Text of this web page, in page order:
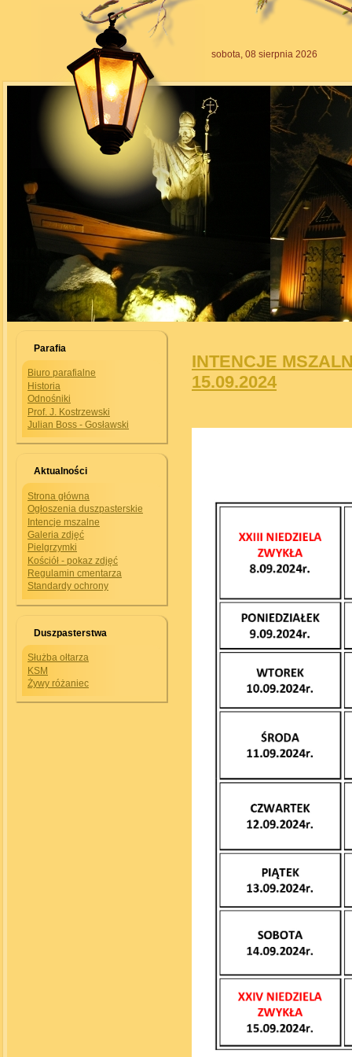
sobota, 08 sierpnia 2026
Parafia
Biuro parafialne
Historia
Odnośniki
Prof. J. Kostrzewski
Julian Boss - Gosławski
Aktualności
Strona główna
Ogłoszenia duszpasterskie
Intencje mszalne
Galeria zdjęć
Pielgrzymki
Kościół - pokaz zdjęć
Regulamin cmentarza
Standardy ochrony
Duszpasterstwa
Służba ołtarza
KSM
Żywy różaniec
INTENCJE
15.09.2024